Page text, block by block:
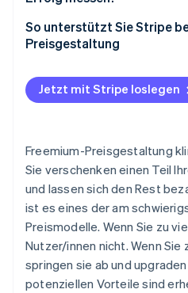
Es generiert Upsell-
Es eröffnet andere
Es generiert mehr Nutzer/
Eignung für das Produkt
Hohe Abwanderungsquoten
Tägliche Aufgaben
Eine kluge Grenze
kostenpflichtig
Ein offensichtlicher
Das richtige Onboarding
Ein auf Viralität und
Design
Eine frühzeitig
Ständige Optimierung
Konversionsrate von
kostenpflichtigen Tarifen
Aktivierungsrate
Abwanderungsquote
Nutzungshäufigkeit und
CAC vs. LTV
Zeit bis zur Konversion
Umsatz pro Nutzer/in
So unterstützt Sie Stripe
Preisgestaltung
Jetzt mit Stripe loslegen
Freemium-Preisgestaltung
Sie verschenken einen Teil
und lassen sich den Rest
ist es eines der am
Preismodelle. Wenn Sie zu
Nutzer/innen nicht. Wenn Sie
springen sie ab und
potenziellen Vorteile sind